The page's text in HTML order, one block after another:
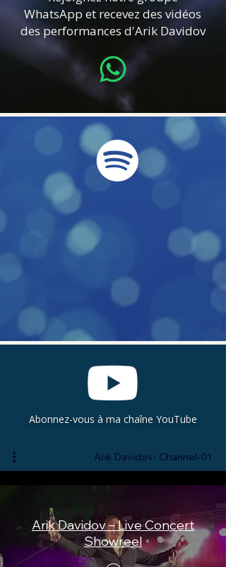
approche non conventionnelle, dans
laquelle sa performance joue un rôle
communautaire en partageant et en
célébrant la musique. Il communique
avec le public pendant le spectacle,
rendant celui-ci riche en émotions, en
joie, en bonnes vibrations et en énergie.
Arik a enregistré jusqu'à présent six CD :
« The Talking Trumpet », « Melodies that
touch », « The Jewish Soul », « Espaniol »,
« Cinema » et le tout dernier « In love
again ».
WhatsApp et recevez des vidéos
des performances d'Arik Davidov
Abonnez-vous à ma chaîne YouTube
Arik Davidov- Channel-01
Arik Davidov – Live Concert
Showreel